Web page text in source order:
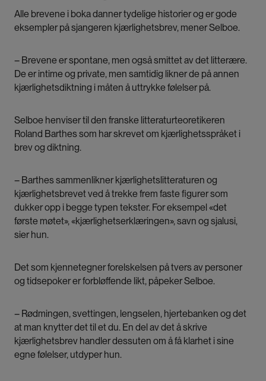
Alle brevene i boka danner tydelige historier og er gode
eksempler på sjangeren kjærlighetsbrev, mener Selboe.
– Brevene er spontane, men også smittet av det litterære.
De er intime og private, men samtidig likner de på annen
kjærlighetsdiktning i måten å uttrykke følelser på.
Selboe henviser til den franske litteraturteoretikeren
Roland Barthes som har skrevet om kjærlighetsspråket i
brev og diktning.
– Barthes sammenlikner kjærlighetslitteraturen og
kjærlighetsbrevet ved å trekke frem faste figurer som
dukker opp i begge typen tekster. For eksempel «det
første møtet», «kjærlighetserklæringen», savn og sjalusi,
sier hun.
Det som kjennetegner forelskelsen på tvers av personer
og tidsepoker er forbløffende likt, påpeker Selboe.
– Rødmingen, svettingen, lengselen, hjertebanken og det
at man knytter det til et du. En del av det å skrive
kjærlighetsbrev handler dessuten om å få klarhet i sine
egne følelser, utdyper hun.